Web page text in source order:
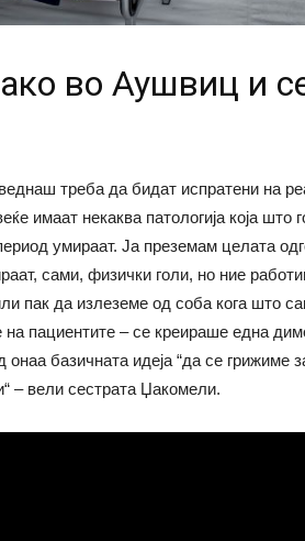
во Аушвиц и
треба да бидат испратени на
имаат некаква патологија која
умираат. Ја преземам целата
сами, физички голи, но ние
пак да излеземе од соба кога што
пациентите – се креираше една
базичната идеја “да се грижиме
– вели сестрата Џакомели.